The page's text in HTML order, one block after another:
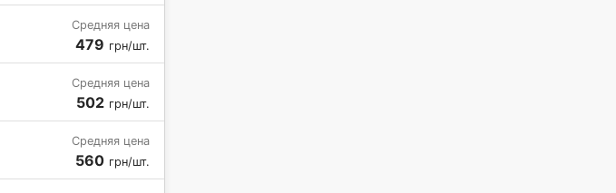
Средняя цена
479 грн/шт.
Средняя цена
502 грн/шт.
Средняя цена
560 грн/шт.